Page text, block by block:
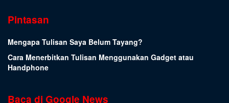
Pintasan
Mengapa Tulisan Saya Belum Tayang?
Cara Menerbitkan Tulisan Menggunakan Gadget atau
Handphone
Baca di Google News